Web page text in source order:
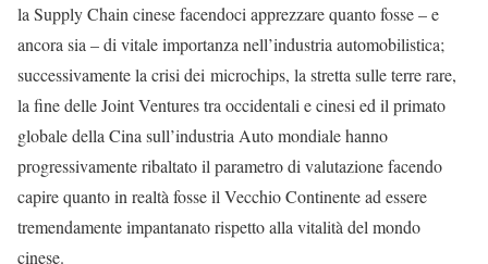
la Supply Chain cinese facendoci apprezzare quanto fosse – e
ancora sia – di vitale importanza nell’industria automobilistica;
successivamente la crisi dei microchips, la stretta sulle terre rare,
la fine delle Joint Ventures tra occidentali e cinesi ed il primato
globale della Cina sull’industria Auto mondiale hanno
progressivamente ribaltato il parametro di valutazione facendo
capire quanto in realtà fosse il Vecchio Continente ad essere
tremendamente impantanato rispetto alla vitalità del mondo
cinese.